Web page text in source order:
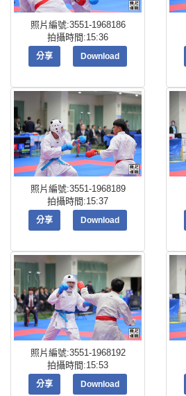
照片編號:3551-1968186
拍攝時間:15:36
分享 Download
照片編號:3551-1968189
拍攝時間:15:37
分享 Download
照片編號:3551-1968192
拍攝時間:15:53
分享 Download